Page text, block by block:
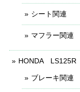
シート関連
マフラー関連
HONDA LS125R
ブレーキ関連